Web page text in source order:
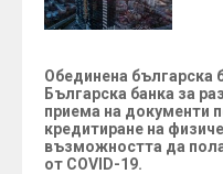
Обединена българска
Българска банка за
приема на документи
кредитиране на
възможността да
от COVID-19.